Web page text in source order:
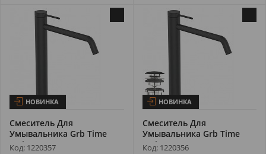
НОВИНКА
Смеситель Для
Умывальника Grb Time
Male XXL 47550472...
Код: 1220357
НОВИНКА
Смеситель Для
Умывальника Grb Time
Male XXL 47552472...
Код: 1220356